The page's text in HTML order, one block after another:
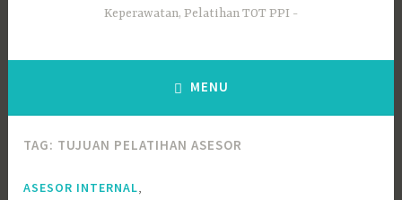
Keperawatan, Pelatihan TOT PPI
MENU
TAG: TUJUAN PELATIHAN ASESOR
ASESOR INTERNAL